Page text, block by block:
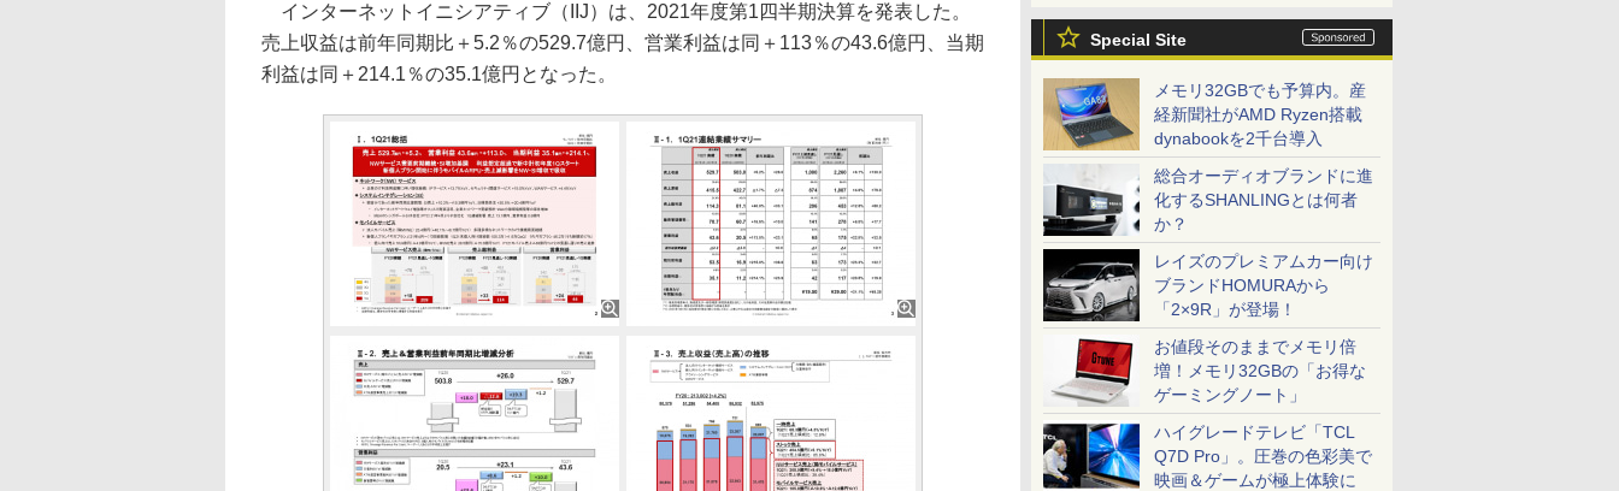
Special Site
メモリ32GBでも予算内。産
経新聞社がAMD Ryzen搭載
dynabookを2千台導入
総合オーディオブランドに進
化するSHANLINGとは何者
か？
レイズのプレミアムカー向け
ブランドHOMURAから
「2×9R」が登場！
お値段そのままでメモリ倍
増！メモリ32GBの「お得な
ゲーミングノート」
ハイグレードテレビ「TCL
Q7D Pro」。圧巻の色彩美で
映画＆ゲームが極上体験に
インターネットイニシアティブ（IIJ）は、2021年度第1四半期決算を発表した。
売上収益は前年同期比＋5.2％の529.7億円、営業利益は同＋113％の43.6億円、当期
利益は同＋214.1％の35.1億円となった。